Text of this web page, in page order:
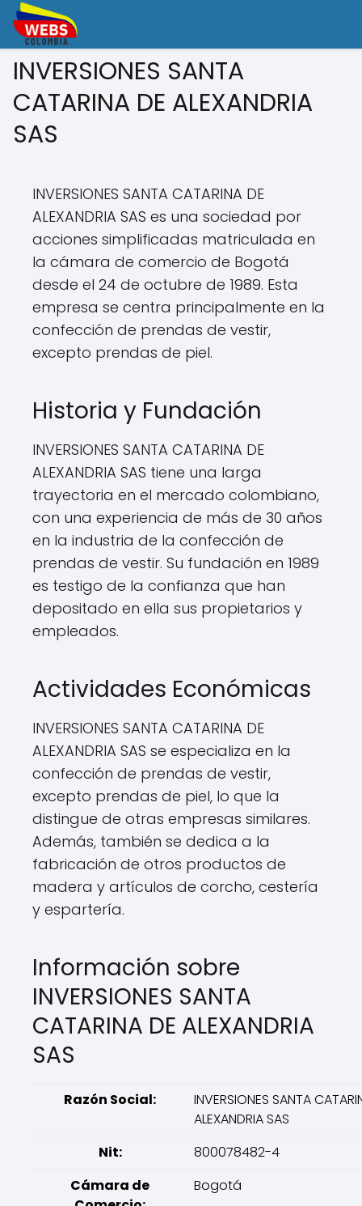
INVERSIONES SANTA
CATARINA DE ALEXANDRIA
SAS
INVERSIONES SANTA CATARINA DE
ALEXANDRIA SAS es una sociedad por
acciones simplificadas matriculada en
la cámara de comercio de Bogotá
desde el 24 de octubre de 1989. Esta
empresa se centra principalmente en la
confección de prendas de vestir,
excepto prendas de piel.
Historia y Fundación
INVERSIONES SANTA CATARINA DE
ALEXANDRIA SAS tiene una larga
trayectoria en el mercado colombiano,
con una experiencia de más de 30 años
en la industria de la confección de
prendas de vestir. Su fundación en 1989
es testigo de la confianza que han
depositado en ella sus propietarios y
empleados.
Actividades Económicas
INVERSIONES SANTA CATARINA DE
ALEXANDRIA SAS se especializa en la
confección de prendas de vestir,
excepto prendas de piel, lo que la
distingue de otras empresas similares.
Además, también se dedica a la
fabricación de otros productos de
madera y artículos de corcho, cestería
y espartería.
Información sobre
INVERSIONES SANTA
CATARINA DE ALEXANDRIA
SAS
Razón Social:
INVERSIONES SANTA
ALEXANDRIA SAS
Nit:
800078482-4
Cámara de
Bogotá